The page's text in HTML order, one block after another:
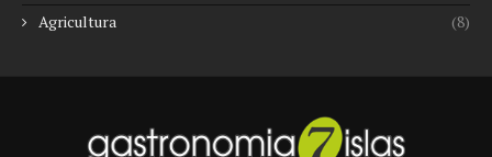
Agricultura
(8)